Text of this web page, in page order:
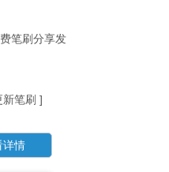
笔刷分享发
新笔刷 ]
详情